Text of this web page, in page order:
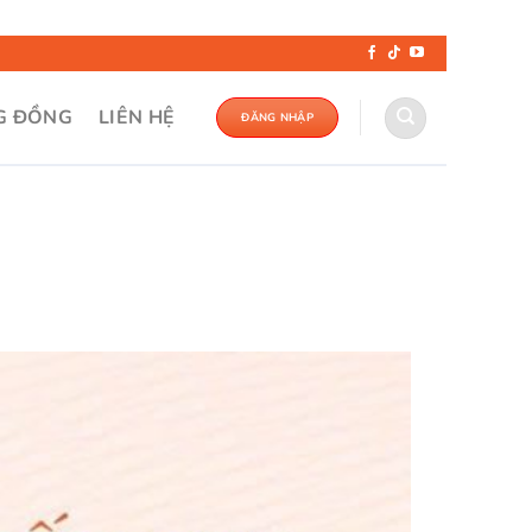
ĐỒNG LIÊN HỆ ĐĂNG NHẬP